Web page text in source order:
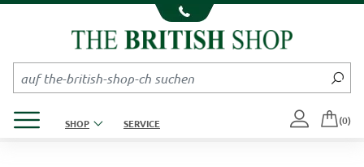
Kompletten Head der Seite überspringen
SHOP SERVICE (0)